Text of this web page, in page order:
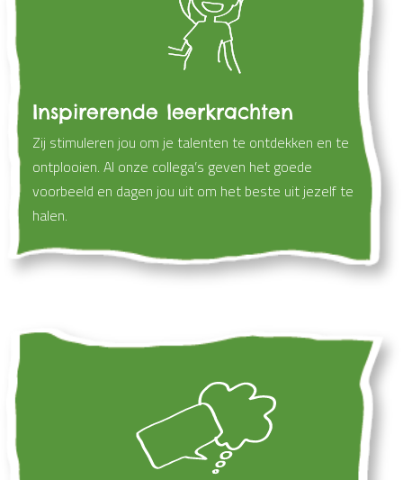
Inspirerende leerkrachten
Zij stimuleren jou om je talenten te ontdekken en te
ontplooien. Al onze collega’s geven het goede
voorbeeld en dagen jou uit om het beste uit jezelf te
halen.